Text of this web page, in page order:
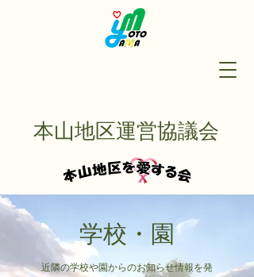
本山地区運営協議会
​学校・園
近隣の学校や園からのお知らせ情報を発